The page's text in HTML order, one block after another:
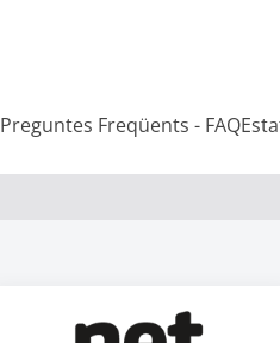
Preguntes Freqüents - FAQ